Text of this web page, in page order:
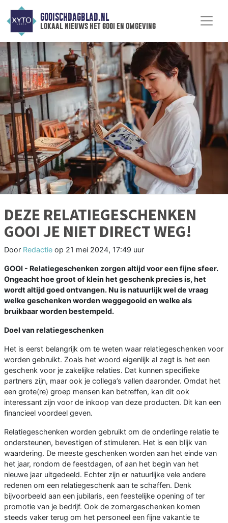
GOOISCHDAGBLAD.NL
lokaal nieuws het gooi en omgeving
DEZE RELATIEGESCHENKEN
GOOI JE NIET DIRECT WEG!
Door Redactie op 21 mei 2024, 17:49 uur
GOOI - Relatiegeschenken zorgen altijd voor een fijne sfeer.
Ongeacht hoe groot of klein het geschenk precies is, het
wordt altijd goed ontvangen. Nu is natuurlijk wel de vraag
welke geschenken worden weggegooid en welke als
bruikbaar worden bestempeld.
Doel van relatiegeschenken
Het is eerst belangrijk om te weten waar relatiegeschenken voor
worden gebruikt. Zoals het woord eigenlijk al zegt is het een
geschenk voor je zakelijke relaties. Dat kunnen specifieke
partners zijn, maar ook je collega’s vallen daaronder. Omdat het
een grote(re) groep mensen kan betreffen, kan dit ook
interessant zijn voor de inkoop van deze producten. Dit kan een
financieel voordeel geven.
Relatiegeschenken worden gebruikt om de onderlinge relatie te
ondersteunen, bevestigen of stimuleren. Het is een blijk van
waardering. De meeste geschenken worden aan het einde van
het jaar, rondom de feestdagen, of aan het begin van het
nieuwe jaar uitgedeeld. Echter zijn er natuurlijke vele andere
redenen om een relatiegeschenk aan te schaffen. Denk
bijvoorbeeld aan een jubilaris, een feestelijke opening of ter
promotie van je bedrijf. Ook de zomergeschenken komen
steeds vaker terug om het personeel een fijne vakantie te